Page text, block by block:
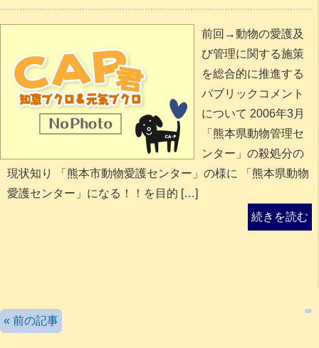
前回→動物の愛護及
び管理に関する施策
を総合的に推進する
パブリックコメント
について 2006年3月
「熊本県動物管理セ
ンター」の殺処分の
現状知り 「熊本市動物愛護センター」の様に 「熊本県動物
愛護センター」になる！！を目的 […]
続きを読む
« 前の記事